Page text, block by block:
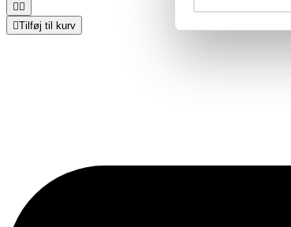
 
Tilføj til kurv